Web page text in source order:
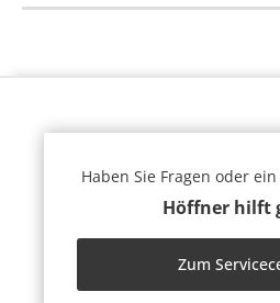
Haben Sie Fragen oder
Höffner hilft
Zum